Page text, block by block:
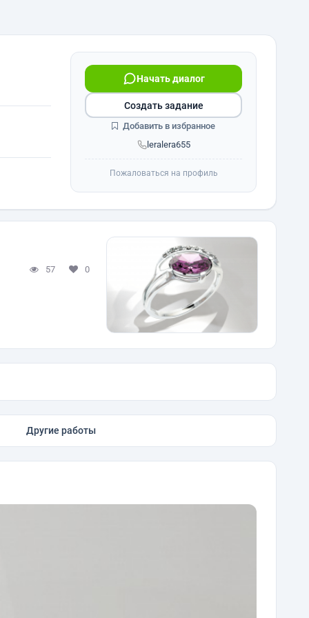
leralera655
Начать диалог
Создать задание
Добавить в избранное
Пожаловаться на профиль
57 0
Другие работы